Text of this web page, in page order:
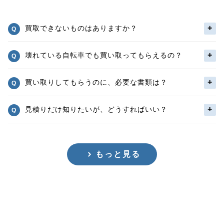
買取できないものはありますか？
壊れている自転車でも買い取ってもらえるの？
買い取りしてもらうのに、必要な書類は？
見積りだけ知りたいが、どうすればいい？
もっと見る